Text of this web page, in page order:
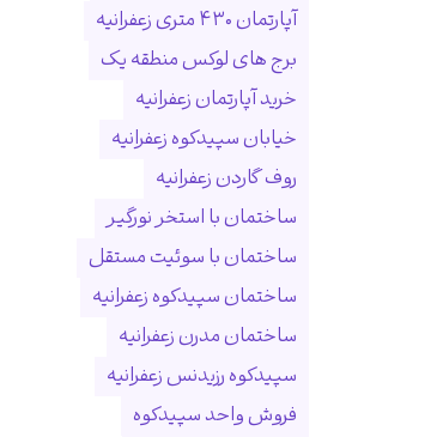
آپارتمان ۴۳۰ متری زعفرانیه
برج های لوکس منطقه یک
خرید آپارتمان زعفرانیه
خیابان سپیدکوه زعفرانیه
روف گاردن زعفرانیه
ساختمان با استخر نورگیر
ساختمان با سوئیت مستقل
ساختمان سپیدکوه زعفرانیه
ساختمان مدرن زعفرانیه
سپیدکوه رزیدنس زعفرانیه
فروش واحد سپیدکوه